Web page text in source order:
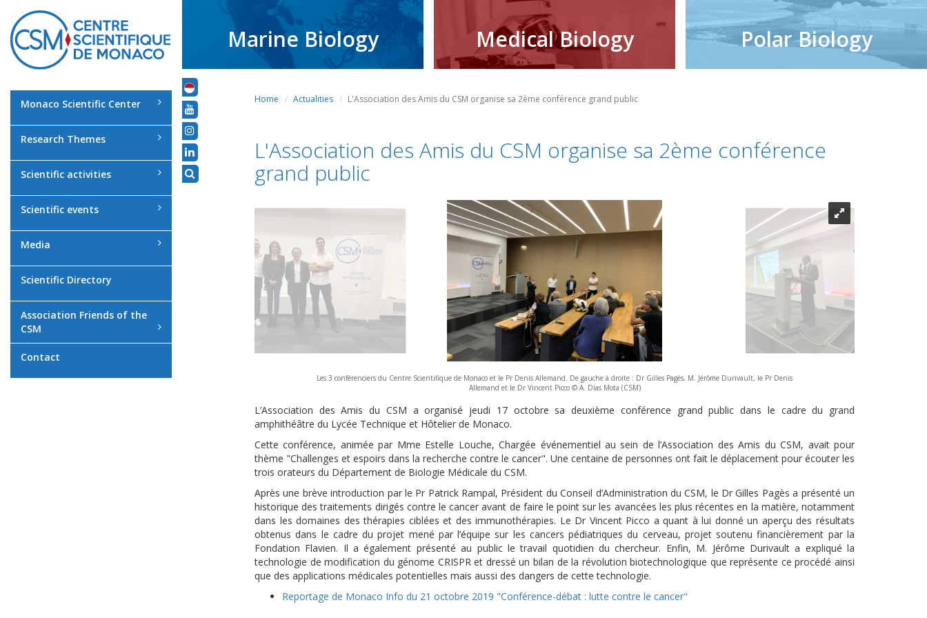
Monaco Scientific Center
Research Themes
Scientific activities
Scientific events
Media
Scientific Directory
Association Friends of the
CSM
Contact
Marine Biology Medical Biology Polar Biology
Home Actualities L'Association des Amis du CSM organise sa 2ème conférence grand public
L'Association des Amis du CSM organise sa 2ème conférence
grand public
Les 3 conférenciers du Centre Scientifique de Monaco et le Pr Denis Allemand. De gauche à droite : Dr Gilles Pagès, M. Jérôme Durivault, le Pr Denis
Allemand et le Dr Vincent Picco © A. Dias Mota (CSM)
L’Association des Amis du CSM a organisé jeudi 17 octobre sa deuxième conférence grand public dans le cadre du grand
amphithéâtre du Lycée Technique et Hôtelier de Monaco.
Cette conférence, animée par Mme Estelle Louche, Chargée événementiel au sein de l’Association des Amis du CSM, avait pour
thème "Challenges et espoirs dans la recherche contre le cancer". Une centaine de personnes ont fait le déplacement pour écouter les
trois orateurs du Département de Biologie Médicale du CSM.
Après une brève introduction par le Pr Patrick Rampal, Président du Conseil d’Administration du CSM, le Dr Gilles Pagès a présenté un
historique des traitements dirigés contre le cancer avant de faire le point sur les avancées les plus récentes en la matière, notamment
dans les domaines des thérapies ciblées et des immunothérapies. Le Dr Vincent Picco a quant à lui donné un aperçu des résultats
obtenus dans le cadre du projet mené par l’équipe sur les cancers pédiatriques du cerveau, projet soutenu financièrement par la
Fondation Flavien. Il a également présenté au public le travail quotidien du chercheur. Enfin, M. Jérôme Durivault a expliqué la
technologie de modification du génome CRISPR et dressé un bilan de la révolution biotechnologique que représente ce procédé ainsi
que des applications médicales potentielles mais aussi des dangers de cette technologie.
Reportage de Monaco Info du 21 octobre 2019 "Conférence-débat : lutte contre le cancer"